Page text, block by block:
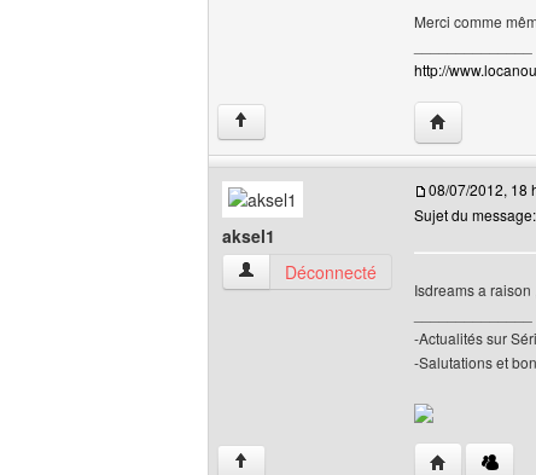
Merci comme
http://
↑ Visiter le site
aksel1
aksel1 Voir le profil de l'utilisateur
Déconnecté
08/07/2012, 18
Sujet du
Isdreams a
-Actualités sur
-Salutations et
↑ Visiter le site